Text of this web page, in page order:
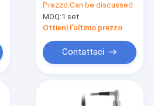
60Hz DigiRock MS2
Prezzo:Can be discussed
MOQ:1 set
Ottieni l'ultimo prezzo
Contattaci